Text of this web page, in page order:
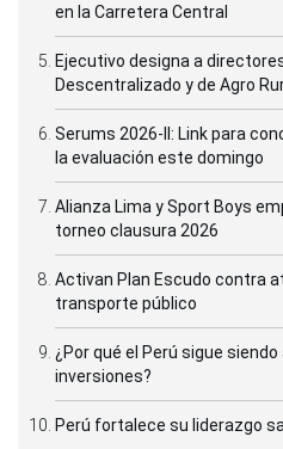
en la Carretera Central
Ejecutivo designa a
Descentralizado y de Agro
Serums 2026-II: Link para
la evaluación este domingo
Alianza Lima y Sport Boys
torneo clausura 2026
Activan Plan Escudo contra
transporte público
¿Por qué el Perú sigue
inversiones?
Perú fortalece su liderazgo